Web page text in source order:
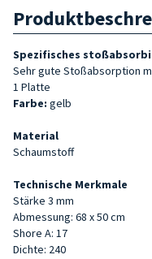
Spezifisches
Sehr gute Stoßabsorption
1 Platte
Farbe: gelb
Material
Schaumstoff
Technische Merkmale
Stärke 3 mm
Abmessung: 68 x 50 cm
Shore A: 17
Dichte: 240